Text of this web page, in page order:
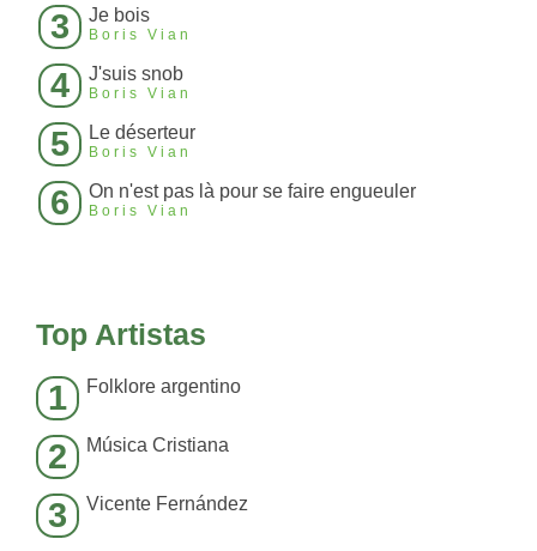
3 Je bois
Boris Vian
4 J'suis snob
Boris Vian
5 Le déserteur
Boris Vian
6 On n'est pas là pour se faire engueuler
Boris Vian
Top Artistas
1 Folklore argentino
2 Música Cristiana
3 Vicente Fernández